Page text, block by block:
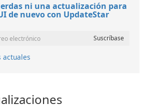
ni una actualización para
de nuevo con UpdateStar
actuales